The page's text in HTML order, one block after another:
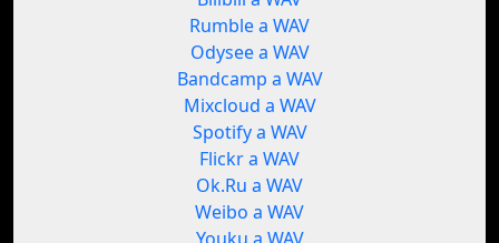
Rumble a WAV
Odysee a WAV
Bandcamp a WAV
Mixcloud a WAV
Spotify a WAV
Flickr a WAV
Ok.Ru a WAV
Weibo a WAV